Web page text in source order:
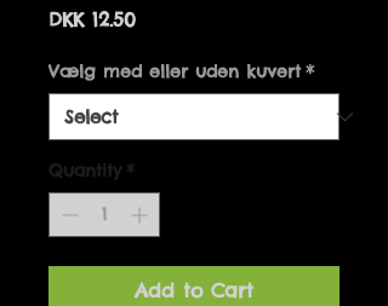
DKK 12.50Price
Vælg med eller uden kuvert *
Quantity *
Add to Cart